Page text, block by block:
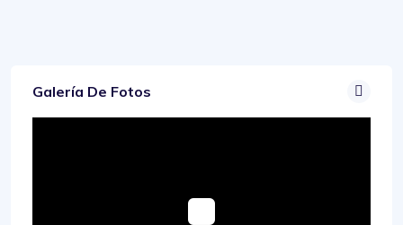
Galería De Fotos